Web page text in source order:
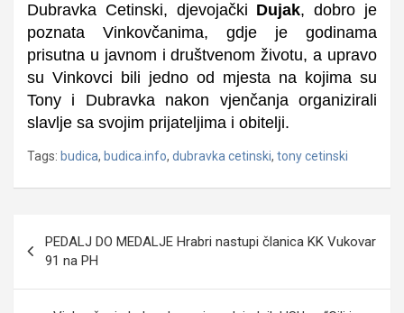
Dubravka Cetinski, djevojački Dujak, dobro je
poznata Vinkovčanima, gdje je godinama
prisutna u javnom i društvenom životu, a upravo
su Vinkovci bili jedno od mjesta na kojima su
Tony i Dubravka nakon vjenčanja organizirali
slavlje sa svojim prijateljima i obitelji.
Tags: budica, budica.info, dubravka cetinski, tony cetinski
objava
PEDALJ DO MEDALJE Hrabri nastupi članica KK Vukovar
91 na PH